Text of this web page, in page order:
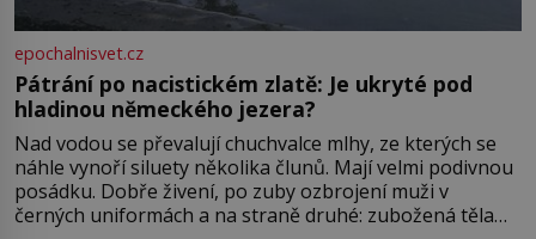
epochalnisvet.cz
Pátrání po nacistickém zlatě: Je ukryté pod
hladinou německého jezera?
Nad vodou se převalují chuchvalce mlhy, ze kterých se
náhle vynoří siluety několika člunů. Mají velmi podivnou
posádku. Dobře živení, po zuby ozbrojení muži v
černých uniformách a na straně druhé: zubožená těla